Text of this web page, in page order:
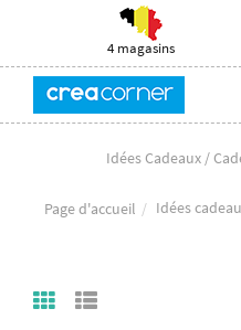
4 magasins
Idées Cadeaux /
Page d'accueil Idées